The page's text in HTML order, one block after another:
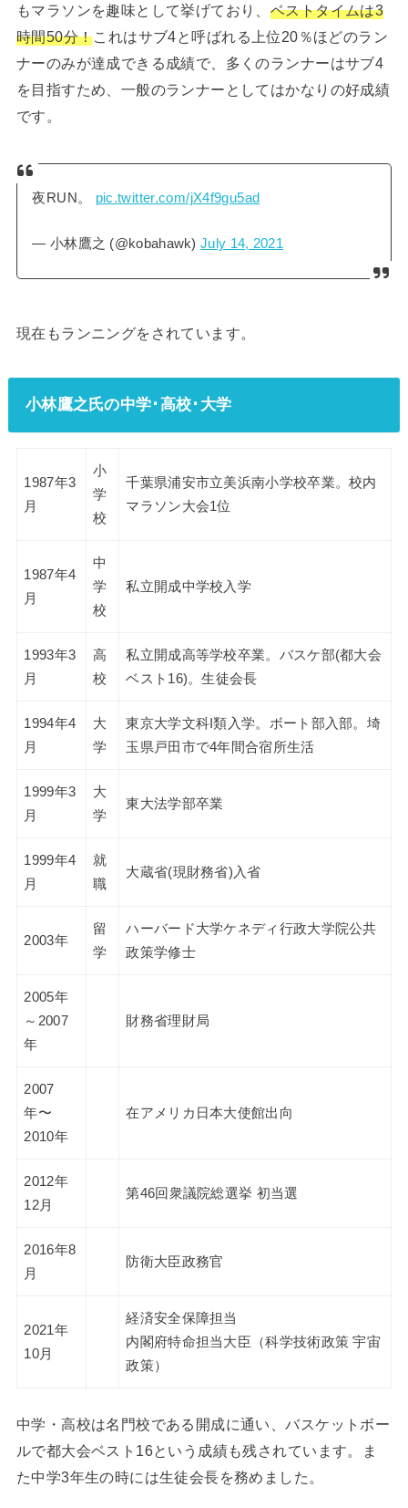
もマラソンを趣味として挙げており、 ベストタイムは3
時間50分！これはサブ4と呼ばれる上位20％ほどのラン
ナーのみが達成できる成績で、多くのランナーはサブ4
を目指すため、一般のランナーとしてはかなりの好成績
です。
夜RUN。 pic.twitter.com/jX4f9gu5ad
— 小林鷹之 (@kobahawk)July 14, 2021
現在もランニングをされています。
小林鷹之氏の中学･高校･大学
1987年3
月
小
学
校
千葉県浦安市立美浜南小学校卒業。校内
マラソン大会1位
1987年4
月
中
学
校
私立開成中学校入学
1993年3
月
高
校
私立開成高等学校卒業。バスケ部(都大会
ベスト16)。生徒会長
1994年4
月
大
学
東京大学文科I類入学。ボート部入部。埼
玉県戸田市で4年間合宿所生活
1999年3
月
大
学
東大法学部卒業
1999年4
月
就
職
大蔵省(現財務省)入省
2003年
留
学
ハーバード大学ケネディ行政大学院公共
政策学修士
2005年
～2007
年
財務省理財局
2007
年〜
2010年
在アメリカ日本大使館出向
2012年
12月
第46回衆議院総選挙 初当選
2016年8
月
防衛大臣政務官
2021年
10月
経済安全保障担当
内閣府特命担当大臣（科学技術政策 宇宙
政策）
中学・高校は名門校である開成に通い、バスケットボー
ルで都大会ベスト16という成績も残されています。ま
た中学3年生の時には生徒会長を務めました。